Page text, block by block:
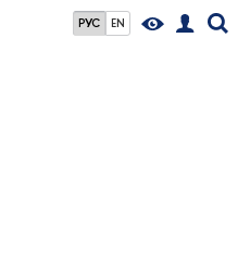
РУС EN